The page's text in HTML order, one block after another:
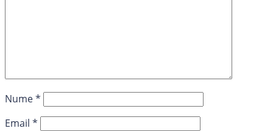
Nume*
Email *